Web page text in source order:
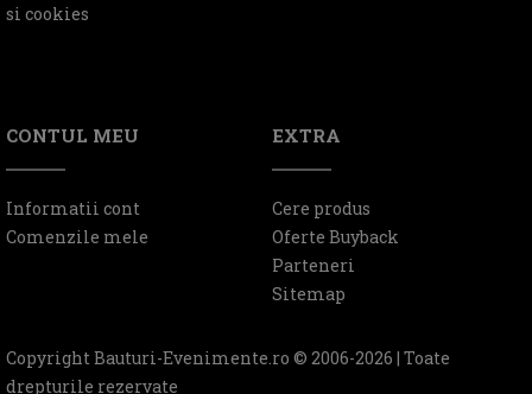
si cookies
CONTUL MEU
Informatii cont
Comenzile mele
EXTRA
Cere produs
Oferte Buyback
Parteneri
Sitemap
Copyright Bauturi-Evenimente.ro © 2006-2026 | Toate
drepturile rezervate